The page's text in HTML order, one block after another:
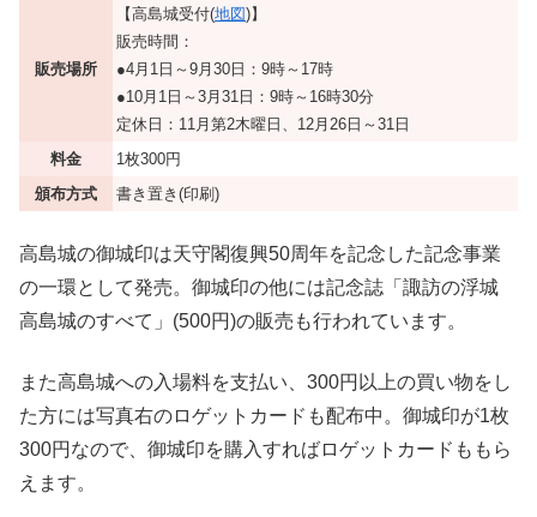
販売場所
【高島城受付(地図)】
販売時間：
●4月1日～9月30日：9時～17時
●10月1日～3月31日：9時～16時30分
定休日：11月第2木曜日、12月26日～31日
料金
1枚300円
頒布方式
書き置き(印刷)
高島城の御城印は天守閣復興50周年を記念した記念事業
の一環として発売。御城印の他には記念誌「諏訪の浮城
高島城のすべて」(500円)の販売も行われています。
また高島城への入場料を支払い、300円以上の買い物をし
た方には写真右のロゲットカードも配布中。御城印が1枚
300円なので、御城印を購入すればロゲットカードももら
えます。